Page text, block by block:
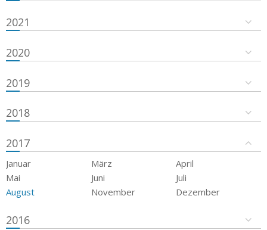
2021
2020
2019
2018
2017
Januar März
April
Mai
Juni
Juli
August
November Dezember
2016